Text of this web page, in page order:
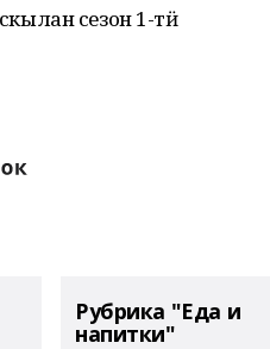
сезон 1-тӥ
Рубрика "Еда и
напитки"